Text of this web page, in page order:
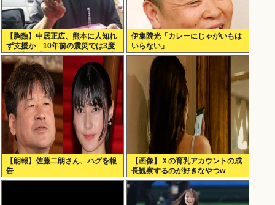
【胸熱】中居正広、熊本に人知れ
ず支援か 10年前の震災では3度
現地入り「誰にも知られなくて良
い」
伊集院光「カレーにじゃがいもは
いらない」
【朗報】佐藤二朗さん、ハグを報
告
【画像】Ｘの育乳アカウントの成
長観察するのが好きなやつw